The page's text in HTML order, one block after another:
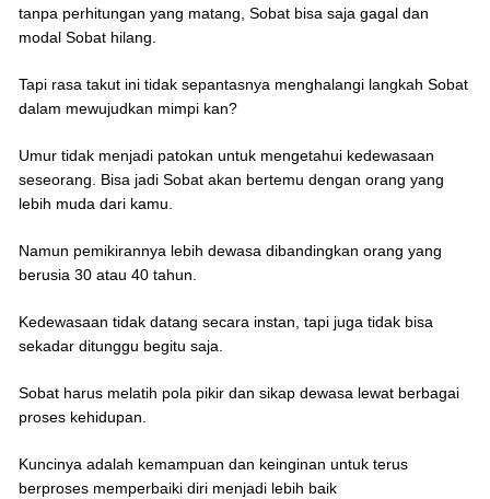
tanpa perhitungan yang matang, Sobat bisa saja gagal dan
modal Sobat hilang.
Tapi rasa takut ini tidak sepantasnya menghalangi langkah Sobat
dalam mewujudkan mimpi kan?
Umur tidak menjadi patokan untuk mengetahui kedewasaan
seseorang. Bisa jadi Sobat akan bertemu dengan orang yang
lebih muda dari kamu.
Namun pemikirannya lebih dewasa dibandingkan orang yang
berusia 30 atau 40 tahun.
Kedewasaan tidak datang secara instan, tapi juga tidak bisa
sekadar ditunggu begitu saja.
Sobat harus melatih pola pikir dan sikap dewasa lewat berbagai
proses kehidupan.
Kuncinya adalah kemampuan dan keinginan untuk terus
berproses memperbaiki diri menjadi lebih baik